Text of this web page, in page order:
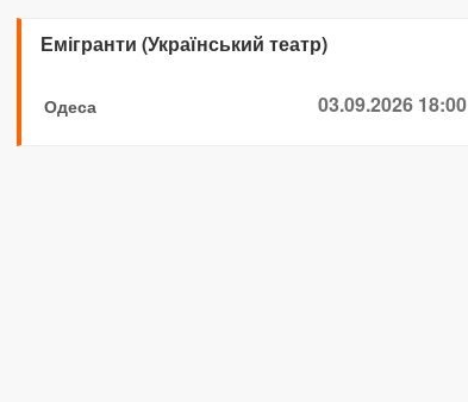
Емігранти (Український театр)
Одеса 03.09.2026 18:00